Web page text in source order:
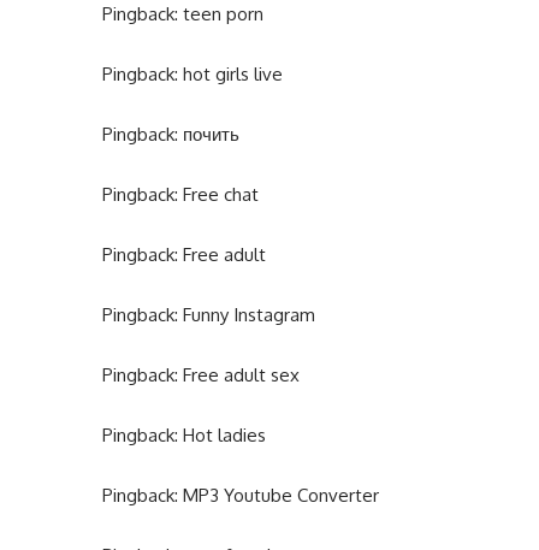
Pingback: teen porn
Pingback: hot girls live
Pingback: почить
Pingback: Free chat
Pingback: Free adult
Pingback: Funny Instagram
Pingback: Free adult sex
Pingback: Hot ladies
Pingback: MP3 Youtube Converter